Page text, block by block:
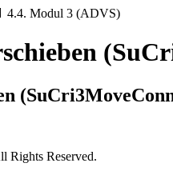
4.4. Modul 3 (ADVS)
Rights Reserved.